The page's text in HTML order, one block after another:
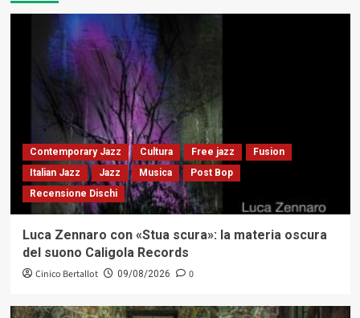
Contemporary Jazz Cultura Free jazz
Fusion
Italian Jazz
Jazz Musica
Post Bop
Recensione Dischi
Luca Zennaro con «Stua scura»: la materia oscura
del suono Caligola Records
Cinico Bertallot 09/08/2026 0